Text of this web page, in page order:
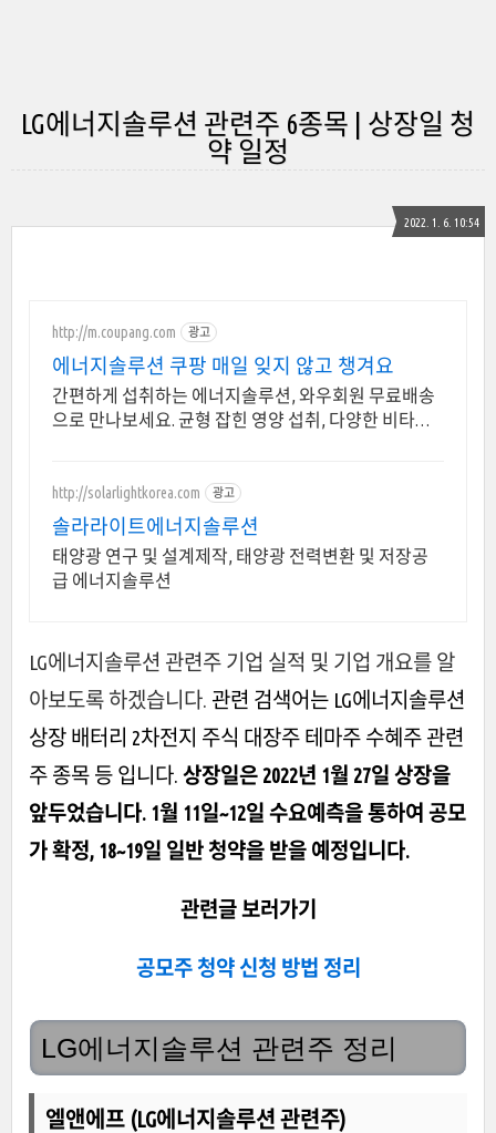
LG에너지솔루션 관련주 6종목 | 상장일 청
약 일정
2022. 1. 6. 10:54
http://m.coupang.com 광고
에너지솔루션 쿠팡 매일 잊지 않고 챙겨요
간편하게 섭취하는 에너지솔루션, 와우회원 무료배송
으로 만나보세요. 균형 잡힌 영양 섭취, 다양한 비타민
http://solarlightkorea.com 광고
솔라라이트에너지솔루션
태양광 연구 및 설계제작, 태양광 전력변환 및 저장공
급 에너지솔루션
LG에너지솔루션 관련주 기업 실적 및 기업 개요를 알
아보도록 하겠습니다. 관련 검색어는 LG에너지솔루션
상장 배터리 2차전지 주식 대장주 테마주 수혜주 관련
주 종목 등 입니다. 상장일은 2022년 1월 27일 상장을
앞두었습니다. 1월 11일~12일 수요예측을 통하여 공모
가 확정, 18~19일 일반 청약을 받을 예정입니다.
관련글 보러가기
공모주 청약 신청 방법 정리
LG에너지솔루션 관련주 정리
엘앤에프 (LG에너지솔루션 관련주)